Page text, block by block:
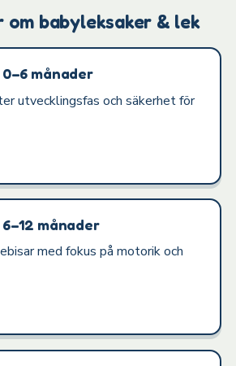
om babyleksaker & lek
månader
utvecklingsfas och säkerhet för
månader
med fokus på motorik och